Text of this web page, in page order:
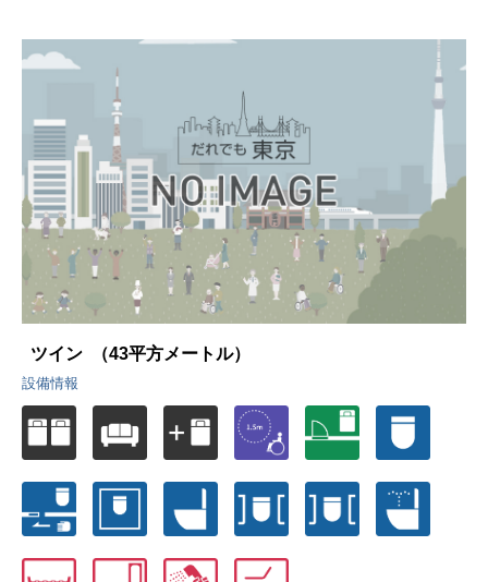
ツイン （43平方メートル）
設備情報